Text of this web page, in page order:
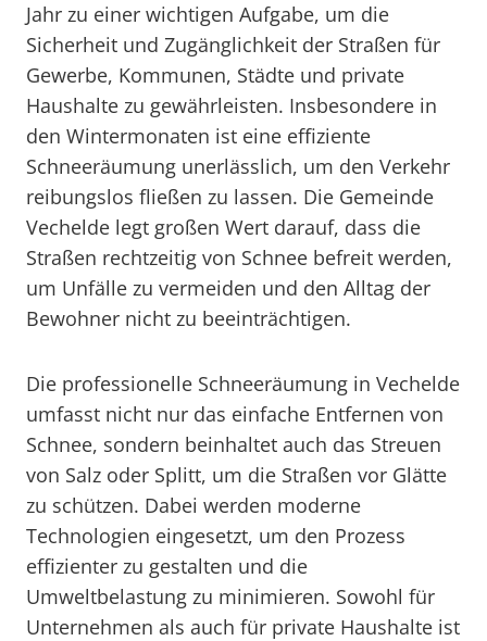
Jahr zu einer wichtigen Aufgabe, um die
Sicherheit und Zugänglichkeit der Straßen für
Gewerbe, Kommunen, Städte und private
Haushalte zu gewährleisten. Insbesondere in
den Wintermonaten ist eine effiziente
Schneeräumung unerlässlich, um den Verkehr
reibungslos fließen zu lassen. Die Gemeinde
Vechelde legt großen Wert darauf, dass die
Straßen rechtzeitig von Schnee befreit werden,
um Unfälle zu vermeiden und den Alltag der
Bewohner nicht zu beeinträchtigen.
Die professionelle Schneeräumung in Vechelde
umfasst nicht nur das einfache Entfernen von
Schnee, sondern beinhaltet auch das Streuen
von Salz oder Splitt, um die Straßen vor Glätte
zu schützen. Dabei werden moderne
Technologien eingesetzt, um den Prozess
effizienter zu gestalten und die
Umweltbelastung zu minimieren. Sowohl für
Unternehmen als auch für private Haushalte ist